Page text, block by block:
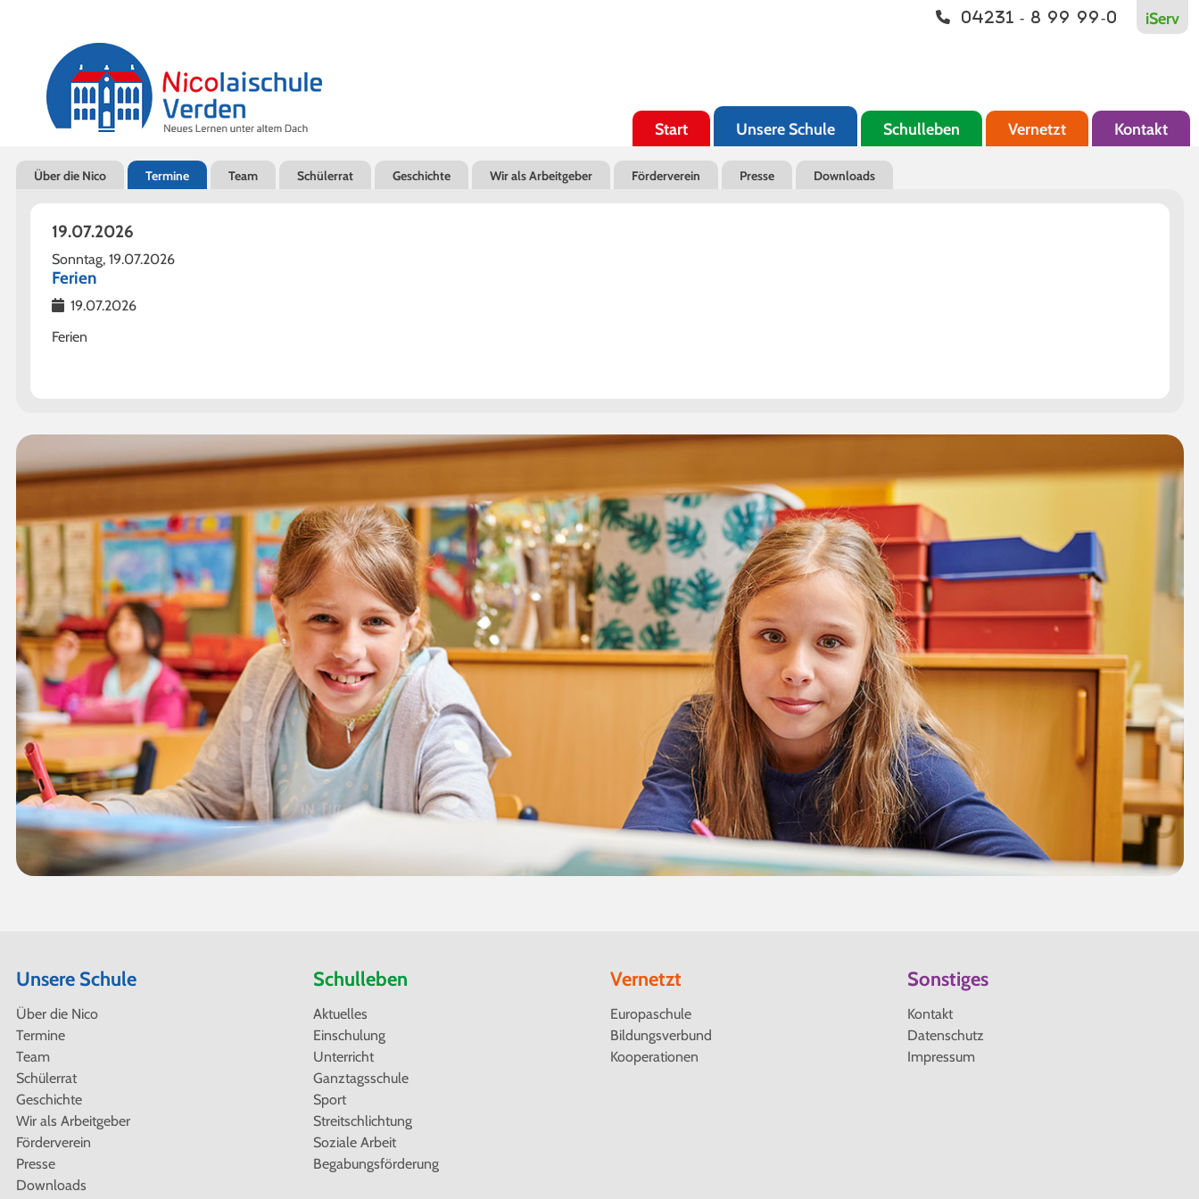
iServ
04231 - 8 99 99-0
Start Unsere Schule Schulleben Vernetzt Kontakt
Navigation
überspringen
Über die Nico Termine Team Schülerrat Geschichte Wir als Arbeitgeber Förderverein Presse Downloads
19.07.2026
Sonntag, 19.07.2026
Ferien
19.07.2026
Ferien
Unsere Schule
Navigation
überspringen
Über die Nico
Termine
Team
Schülerrat
Geschichte
Wir als Arbeitgeber
Förderverein
Presse
Downloads
Schulleben
Navigation
überspringen
Aktuelles
Einschulung
Unterricht
Ganztagsschule
Sport
Streitschlichtung
Soziale Arbeit
Begabungsförderung
Vernetzt
Navigation
überspringen
Europaschule
Bildungsverbund
Kooperationen
Sonstiges
Navigation
überspringen
Kontakt
Datenschutz
Impressum
Aktuelles
Einschulung
Streitschlichtung
Soziale Arbeit
Europaschule
Bildungsverbund
Kontakt